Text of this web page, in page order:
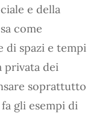
e della
come
di spazi e tempi
privata dei
soprattutto
gli esempi di